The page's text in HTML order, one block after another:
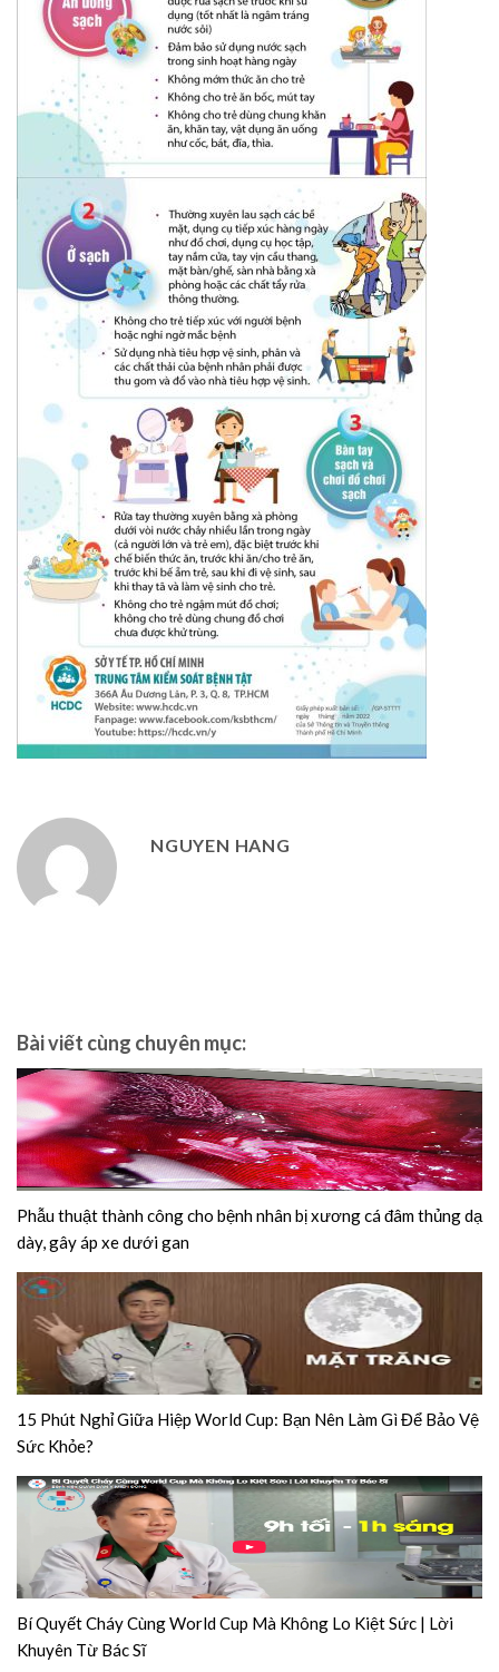
NGUYEN HANG
Bài viết cùng chuyên mục:
Phẫu thuật thành công cho bệnh nhân bị xương cá đâm thủng dạ
dày, gây áp xe dưới gan
15 Phút Nghỉ Giữa Hiệp World Cup: Bạn Nên Làm Gì Để Bảo Vệ
Sức Khỏe?
Bí Quyết Cháy Cùng World Cup Mà Không Lo Kiệt Sức | Lời
Khuyên Từ Bác Sĩ